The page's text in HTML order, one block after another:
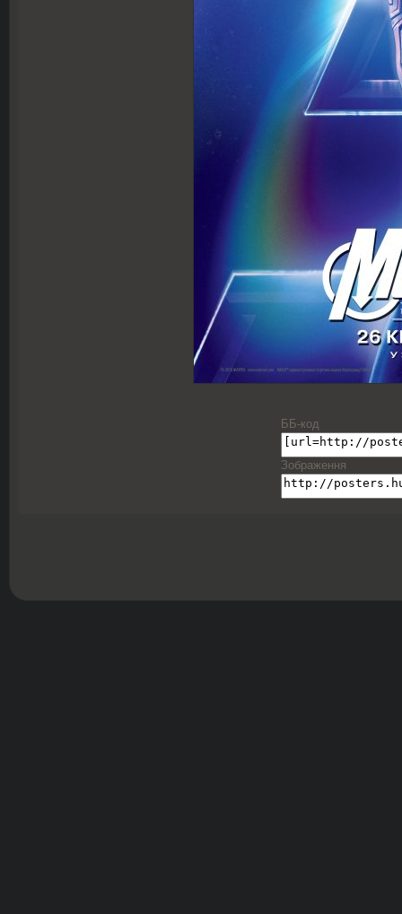
ББ-код
Зображення